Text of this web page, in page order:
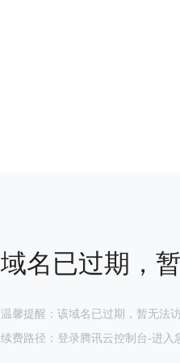
域名已过期，
温馨提醒：该域名已过期，暂无法
续费路径：登录腾讯云控制台-进入